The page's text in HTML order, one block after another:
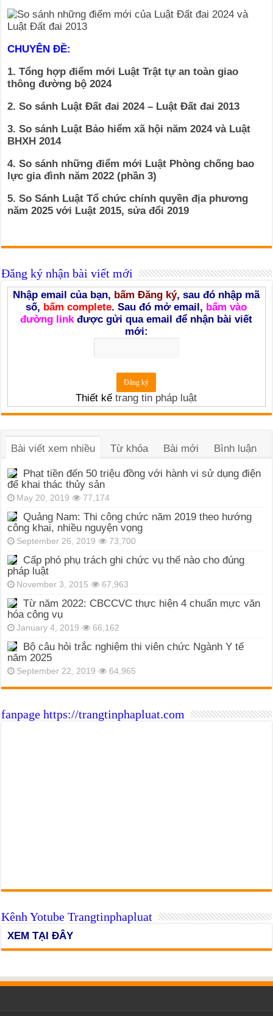
CHUYÊN ĐỀ:
1. Tổng hợp điểm mới Luật Trật tự an toàn giao
thông đường bộ 2024
2. So sánh Luật Đất đai 2024 – Luật Đất đai 2013
3. So sánh Luật Bảo hiểm xã hội năm 2024 và Luật
BHXH 2014
4. So sánh những điểm mới Luật Phòng chống bao
lực gia đình năm 2022 (phần 3)
5. So Sánh Luật Tổ chức chính quyền địa phương
năm 2025 với Luật 2015, sửa đổi 2019
Đăng ký nhận bài viết mới
Nhập email của bạn, bấm Đăng ký, sau đó nhập mã
số, bấm complete. Sau đó mở email, bấm vào
đường link được gửi qua email để nhận bài viết
mới:
Thiết kếtrang tin pháp luật
Bài viết xem nhiều Từ khóa Bài mới Bình luận
Phạt tiền đến 50 triệu đồng với hành vi sử dụng điện
để khai thác thủy sản
May 20, 2019 77,174
Quảng Nam: Thi công chức năm 2019 theo hướng
công khai, nhiều nguyện vọng
September 26, 2019 73,700
Cấp phó phụ trách ghi chức vụ thế nào cho đúng
pháp luật
November 3, 2015 67,963
Từ năm 2022: CBCCVC thực hiện 4 chuẩn mực văn
hóa công vụ
January 4, 2019 66,162
Bộ câu hỏi trắc nghiệm thi viên chức Ngành Y tế
năm 2025
September 22, 2019 64,965
fanpage https://trangtinphapluat.com
Kênh Yotube Trangtinphapluat
XEM TẠI ĐÂY